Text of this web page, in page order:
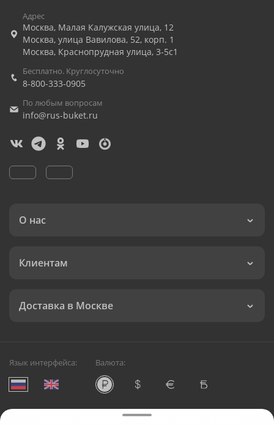
Адрес
Москва, Малая Калужская улица, 12
Москва, улица Вавилова, 52, корп. 1
Москва, Краснопрудная улица, 3-5с1
Бесплатно. Круглосуточно
8-800-333-0905
По любым вопросам
info@rus-buket.ru
О нас
Клиентам
Доставка в Москве
Язык интерфейса: Валюта:
Служба круглосуточной доставки цветов в Москве